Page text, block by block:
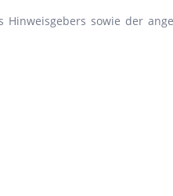
sowie der